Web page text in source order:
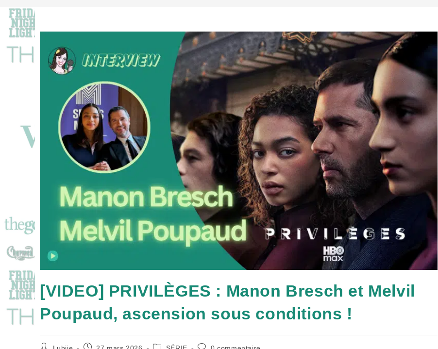
[VIDEO] PRIVILÈGES : Manon Bresch et Melvil
Poupaud, ascension sous conditions !
Auteur/autricePublication
Post
Commentaires